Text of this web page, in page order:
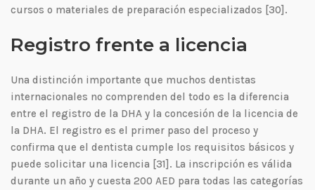
cursos o materiales de preparación especializados [30].
Registro frente a licencia
Una distinción importante que muchos dentistas
internacionales no comprenden del todo es la diferencia
entre el registro de la DHA y la concesión de la licencia de
la DHA. El registro es el primer paso del proceso y
confirma que el dentista cumple los requisitos básicos y
puede solicitar una licencia [31]. La inscripción es válida
durante un año y cuesta 200 AED para todas las categorías